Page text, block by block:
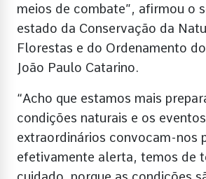
meios de combate”, afirmou o
estado da Conservação da
Florestas e do Ordenamento
João Paulo Catarino.
“Acho que estamos mais
condições naturais e os eventos
extraordinários convocam-nos
efetivamente alerta, temos de